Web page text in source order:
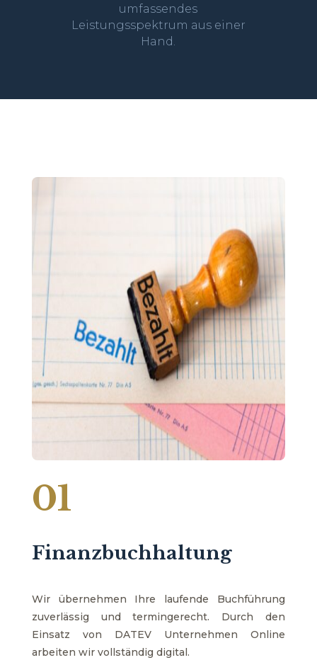
umfassendes
Leistungsspektrum aus einer
Hand.
01
Finanzbuchhaltung
Wir übernehmen Ihre laufende Buchführung
zuverlässig und termingerecht. Durch den
Einsatz von DATEV Unternehmen Online
arbeiten wir vollständig digital.